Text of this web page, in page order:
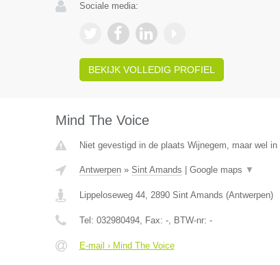
Sociale media:
BEKIJK VOLLEDIG PROFIEL
Mind The Voice
Niet gevestigd in de plaats Wijnegem, maar wel
Antwerpen» Sint Amands Google maps ▼
Lippeloseweg 44, 2890 Sint Amands (Antwerpen)
Tel: 032980494, Fax: -, BTW-nr: -
E-mail › Mind The Voice